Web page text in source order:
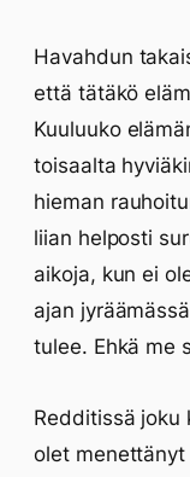
Havahdun
että tätäkö
Kuuluuko
toisaalta
hieman
liian helposti
aikoja, kun ei
ajan
tulee. Ehkä me
Redditissä joku
olet menettänyt